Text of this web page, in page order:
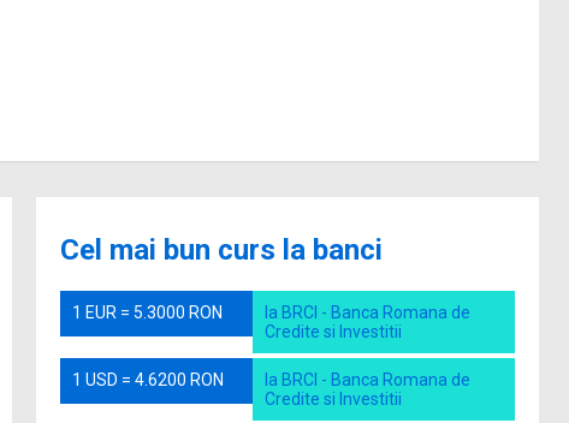
Cel mai bun curs la banci
1 EUR = 5.3000 RON
la BRCI - Banca Romana de
Credite si Investitii
1 USD = 4.6200 RON
la BRCI - Banca Romana de
Credite si Investitii